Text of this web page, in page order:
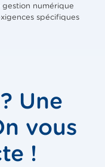
gestion numérique
spécifiques
Une
vous
!